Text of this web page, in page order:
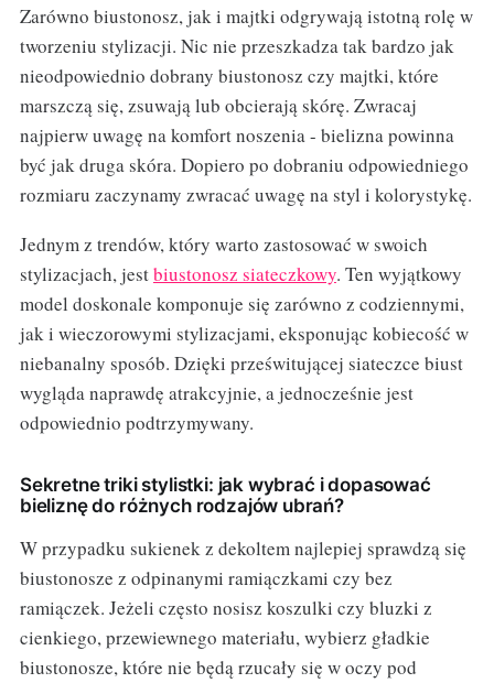
Zarówno biustonosz, jak i majtki odgrywają istotną rolę w
tworzeniu stylizacji. Nic nie przeszkadza tak bardzo jak
nieodpowiednio dobrany biustonosz czy majtki, które
marszczą się, zsuwają lub obcierają skórę. Zwracaj
najpierw uwagę na komfort noszenia - bielizna powinna
być jak druga skóra. Dopiero po dobraniu odpowiedniego
rozmiaru zaczynamy zwracać uwagę na styl i kolorystykę.
Jednym z trendów, który warto zastosować w swoich
stylizacjach, jestbiustonosz siateczkowy. Ten wyjątkowy
model doskonale komponuje się zarówno z codziennymi,
jak i wieczorowymi stylizacjami, eksponując kobiecość w
niebanalny sposób. Dzięki prześwitującej siateczce biust
wygląda naprawdę atrakcyjnie, a jednocześnie jest
odpowiednio podtrzymywany.
Sekretne triki stylistki: jak wybrać i dopasować
bieliznę do różnych rodzajów ubrań?
W przypadku sukienek z dekoltem najlepiej sprawdzą się
biustonosze z odpinanymi ramiączkami czy bez
ramiączek. Jeżeli często nosisz koszulki czy bluzki z
cienkiego, przewiewnego materiału, wybierz gładkie
biustonosze, które nie będą rzucały się w oczy pod